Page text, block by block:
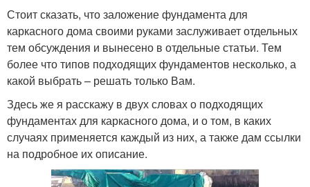
Стоит сказать, что заложение фундамента для
каркасного дома своими руками заслуживает отдельных
тем обсуждения и вынесено в отдельные статьи. Тем
более что типов подходящих фундаментов несколько, а
какой выбрать – решать только Вам.
Здесь же я расскажу в двух словах о подходящих
фундаментах для каркасного дома, и о том, в каких
случаях применяется каждый из них, а также дам ссылки
на подробное их описание.